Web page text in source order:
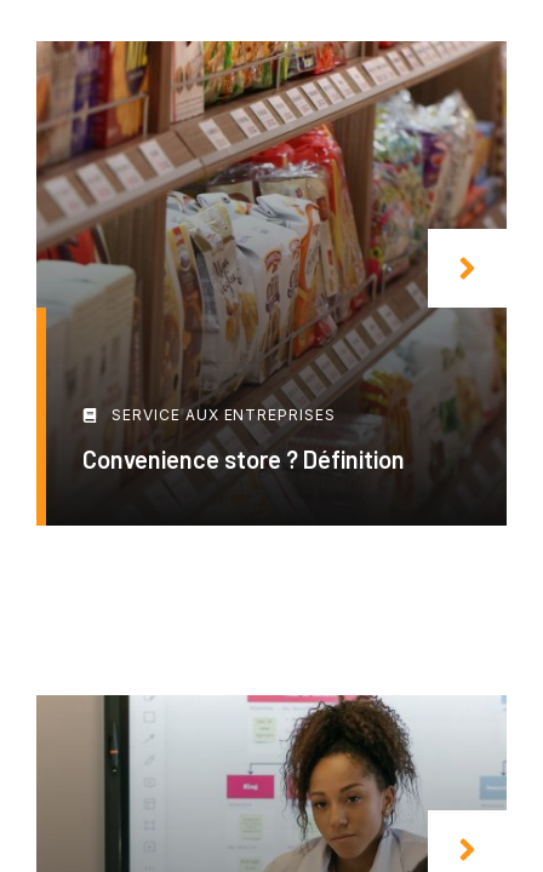
SERVICE AUX ENTREPRISES
Convenience store ? Définition